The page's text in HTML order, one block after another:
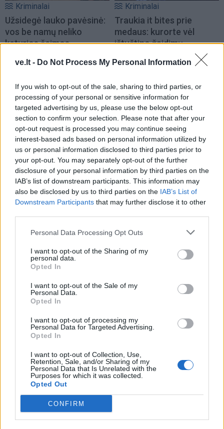
ve.lt - Do Not Process My Personal Information
If you wish to opt-out of the sale, sharing to third parties, or
processing of your personal or sensitive information for
targeted advertising by us, please use the below opt-out
section to confirm your selection. Please note that after your
opt-out request is processed you may continue seeing
interest-based ads based on personal information utilized by
us or personal information disclosed to third parties prior to
your opt-out. You may separately opt-out of the further
disclosure of your personal information by third parties on the
IAB’s list of downstream participants. This information may
also be disclosed by us to third parties on the IAB’s List of
Downstream Participants that may further disclose it to other
Personal Data Processing Opt Outs
I want to opt-out of the Sharing of my
personal data.
Opted In
I want to opt-out of the Sale of my
Personal Data.
Opted In
I want to opt-out of processing my
Personal Data for Targeted Advertising.
Opted In
I want to opt-out of Collection, Use,
Retention, Sale, and/or Sharing of my
Personal Data that Is Unrelated with the
Purposes for which it was collected.
Opted Out
CONFIRM
Kriminalai
Užsidegė lauko pavėsinė:
vos be namų neliko
keturios šeimos
Kriminalai
Traukia it bites prie
medaus: kurorte vėl
ištuštino žaidimų
Kriminalai
Pro langą paryčiais
žvilgtelėjęs vyras
nustėro: žmona kieme
virto gyvu fakelu (1)
Kriminalai
Audros padariniai, gaisrai
ir nelaimės: Lietuvoje –
skaudžių įvykių virtinė
Sukčiai iš įmonės
Vilkaviškyje išviliojo 48
Vilniaus rajone pro langą
Kriminalai
Keistas smurtinis